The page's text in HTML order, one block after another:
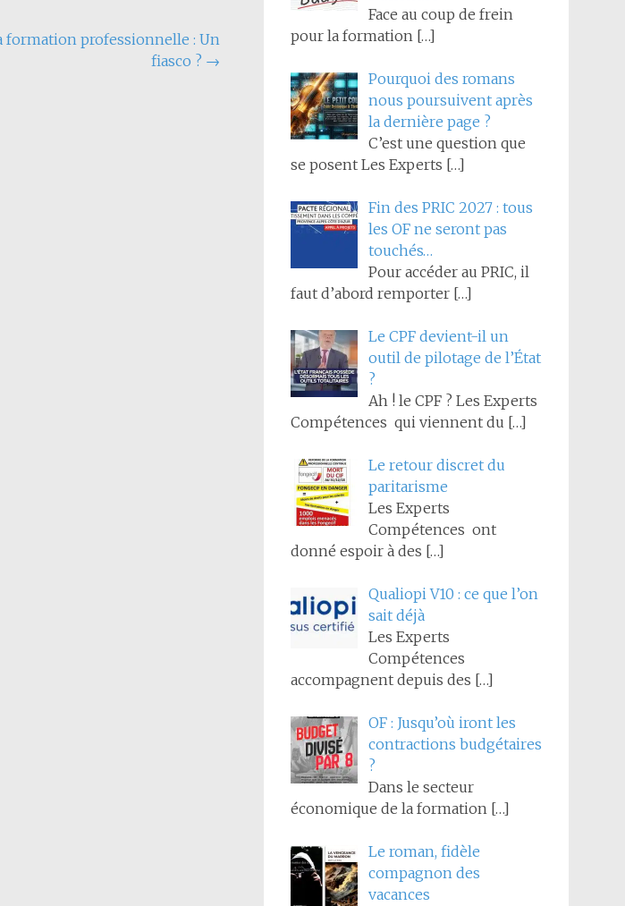
formation professionnelle : Un
fiasco ? →
Face au coup de frein
pour la formation […]
Pourquoi des romans
nous poursuivent après
la dernière page ?
C’est une question que
se posent Les Experts […]
Fin des PRIC 2027 : tous
les OF ne seront pas
touchés…
Pour accéder au PRIC, il
faut d’abord remporter […]
Le CPF devient-il un
outil de pilotage de l’État
?
Ah ! le CPF ? Les Experts
Compétences qui viennent du […]
Le retour discret du
paritarisme
Les Experts
Compétences ont
donné espoir à des […]
Qualiopi V10 : ce que l’on
sait déjà
Les Experts
Compétences
accompagnent depuis des […]
OF : Jusqu’où iront les
contractions budgétaires
?
Dans le secteur
économique de la formation […]
Le roman, fidèle
compagnon des
vacances